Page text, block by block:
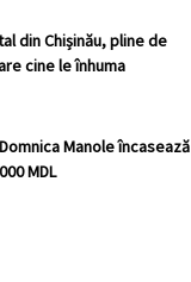
din Chișinău, pline de
cine le înhuma
Manole încasează
MDL